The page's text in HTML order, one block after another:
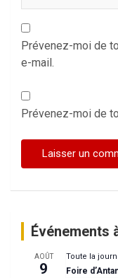
Prévenez-moi de
e-mail.
Prévenez-moi de
Événements
AOÛT
9
Toute la
Foire